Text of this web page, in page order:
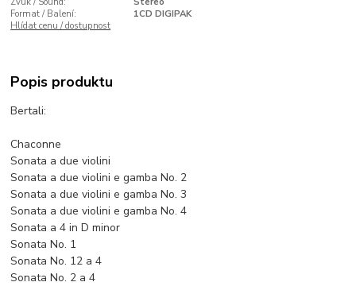
Format / Balení:
1CD DIGIPAK
Hlídat cenu / dostupnost
Popis produktu
Bertali:
Chaconne
Sonata a due violini
Sonata a due violini e gamba No. 2
Sonata a due violini e gamba No. 3
Sonata a due violini e gamba No. 4
Sonata a 4 in D minor
Sonata No. 1
Sonata No. 12 a 4
Sonata No. 2 a 4